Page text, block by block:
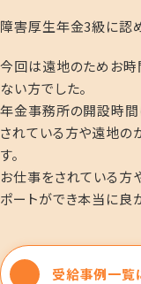
障害厚生年
今回は遠地のためお時
ない方でした。
年金事務所の開設時間
されている方や遠地の
す。
お仕事をされている方
ポートができ本当に良
受給事例一覧